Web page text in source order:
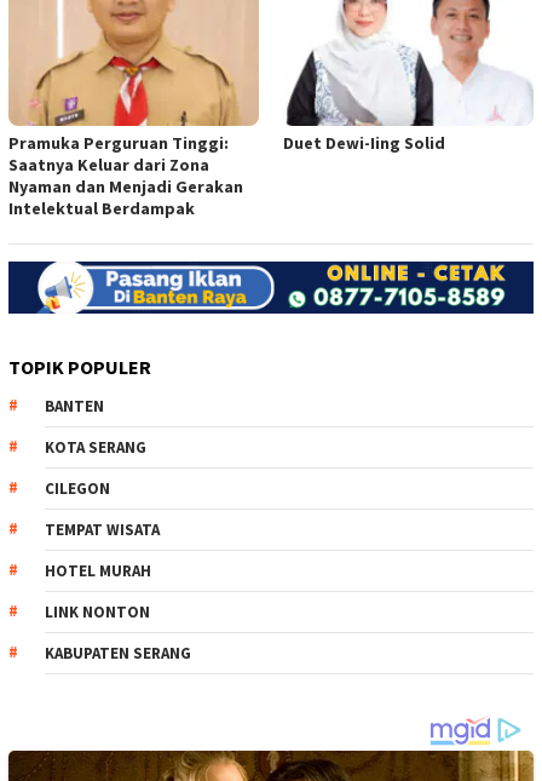
Pramuka Perguruan Tinggi:
Saatnya Keluar dari Zona
Nyaman dan Menjadi Gerakan
Intelektual Berdampak
Duet Dewi-Iing Solid
TOPIK POPULER
BANTEN
KOTA SERANG
CILEGON
TEMPAT WISATA
HOTEL MURAH
LINK NONTON
KABUPATEN SERANG